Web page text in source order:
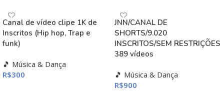
Canal de vídeo clipe 1K de
Inscritos (Hip hop, Trap e
funk)
🎵 Música & Dança
R$300
JNN/CANAL DE
SHORTS/9.020
INSCRITOS/SEM RESTRIÇÕES
389 vídeos
🎵 Música & Dança
R$900